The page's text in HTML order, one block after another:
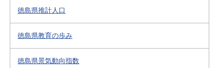
徳島県推計人口
徳島県教育の歩み
徳島県景気動向指数